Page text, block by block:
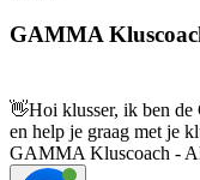
GAMMA
👋Hoi klusser, ik ben
en help je graag met je
GAMMA Kluscoach -